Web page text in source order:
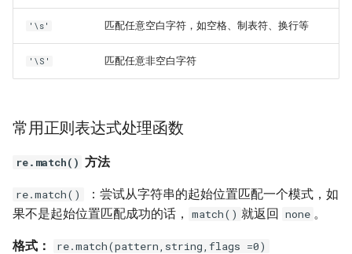
'\s' 匹配任意空白字符，如空格、制表符、换行等
'\S' 匹配任意非空白字符
常用正则表达式处理函数
re.match() 方法
re.match()
：尝试从字符串的起始位置匹配一个模式，如
果不是起始位置匹配成功的话，
match() 就返回 none 。
格式： re.match(pattern,string,flags =0)